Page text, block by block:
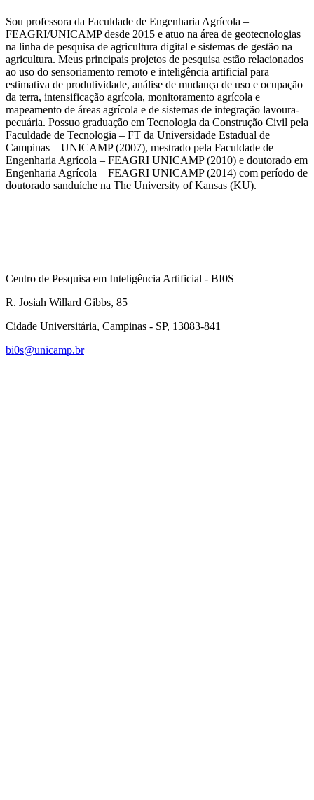
Sou professora da Faculdade de Engenharia Agrícola –
FEAGRI/UNICAMP desde 2015 e atuo na área de geotecnologias
na linha de pesquisa de agricultura digital e sistemas de gestão na
agricultura. Meus principais projetos de pesquisa estão relacionados
ao uso do sensoriamento remoto e inteligência artificial para
estimativa de produtividade, análise de mudança de uso e ocupação
da terra, intensificação agrícola, monitoramento agrícola e
mapeamento de áreas agrícola e de sistemas de integração lavoura-
pecuária. Possuo graduação em Tecnologia da Construção Civil pela
Faculdade de Tecnologia – FT da Universidade Estadual de
Campinas – UNICAMP (2007), mestrado pela Faculdade de
Engenharia Agrícola – FEAGRI UNICAMP (2010) e doutorado em
Engenharia Agrícola – FEAGRI UNICAMP (2014) com período de
doutorado sanduíche na The University of Kansas (KU).
Centro de Pesquisa em Inteligência Artificial - BI0S
R. Josiah Willard Gibbs, 85
Cidade Universitária, Campinas - SP, 13083-841
bi0s@unicamp.br